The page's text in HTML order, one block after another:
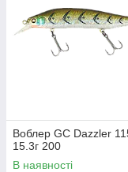
Воблер GC Dazzler
15.3г 200
В наявності